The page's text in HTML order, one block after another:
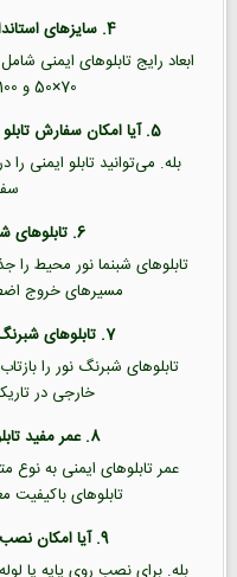
4. سایزهای استاندارد تابلوهای ایمنی چیست؟
70×50 و 100×70 سانتی‌متر است.
5. آیا امکان سفارش تابلو ایمنی در ابعاد سفارشی وجود دارد؟
بله. می‌توانید تابلو ایمنی
6. تابلوهای شبنما چه کاربردی دارند؟
تابلوهای شبنما نور محیط
مسیرهای خروج
7. تابلوهای شبرنگ چه تفاوتی با شبنما دارند؟
تابلوهای شبرنگ نور را
خارجی در
8. عمر مفید تابلوهای ایمنی چقدر است؟
عمر تابلوهای ایمنی به نوع
تابلوهای باکیفیت
9. آیا امکان نصب تابلو روی پایه وجود دارد؟
بله. برای نصب روی پایه یا